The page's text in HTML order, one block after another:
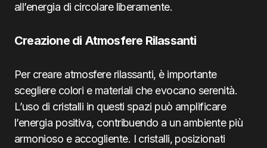
all’energia di circolare liberamente.
Creazione di Atmosfere Rilassanti
Per creare atmosfere rilassanti, è importante
scegliere colori e materiali che evocano serenità.
L’uso di cristalli in questi spazi può amplificare
l’energia positiva, contribuendo a un ambiente più
armonioso e accogliente. I cristalli, posizionati